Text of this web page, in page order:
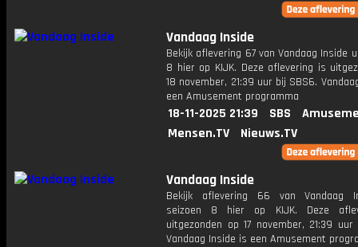
Vandaag Inside
Bekijk aflevering 67 van Vandaag Inside
8 hier op KIJK. Deze aflevering is
18 november, 21:39 uur bij SBS6.
een Amusement programma
18-11-2025 21:39 SBS
Mensen.TV
Nieuws.TV
Vandaag Inside
Bekijk aflevering 66 van Vandaag
seizoen 8 hier op KIJK. Deze
uitgezonden op 17 november, 21:39
Vandaag Inside is een Amusement